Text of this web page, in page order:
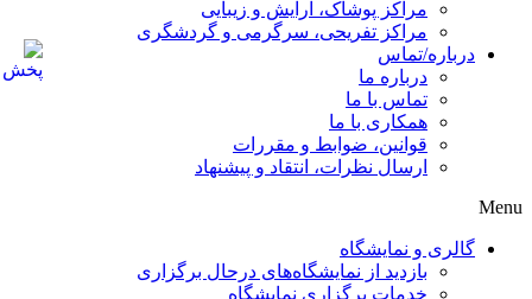
مراکز پوشاک، آرایش و زیبایی
مراکز تفریحی، سرگرمی و گردشگری
درباره/تماس
درباره ما
تماس با ما
همکاری با ما
قوانین، ضوابط و مقررات
ارسال نظرات، انتقاد و پیشنهاد
Menu
گالری و نمایشگاه
بازدید از نمایشگاه‌های درحال برگزاری
خدمات برگزاری نمایشگاه